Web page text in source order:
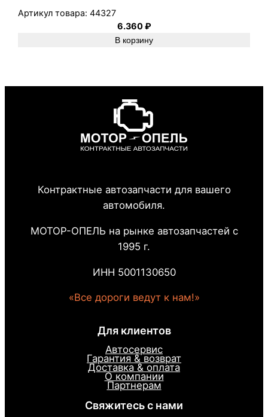
Артикул товара: 44327
6.360₽
В корзину
Контрактные автозапчасти для вашего
автомобиля.
МОТОР-ОПЕЛЬ на рынке автозапчастей с
1995 г.
ИНН 5001130650
«Все дороги ведут к нам!»
Для клиентов
Автосервис
Гарантия & возврат
Доставка & оплата
О компании
Партнерам
Свяжитесь с нами